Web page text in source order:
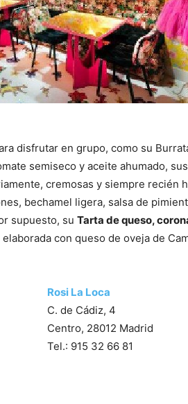
disfrutar en grupo, como su
semiseco y aceite ahumado,
cremosas y siempre recién
bechamel ligera, salsa de
supuesto, su Tarta de queso,
con queso de oveja de
Rosi La Loca
C. de Cádiz, 4
Centro, 28012 Madrid
Tel.: 915 32 66 81